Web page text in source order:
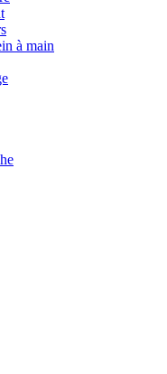
à main